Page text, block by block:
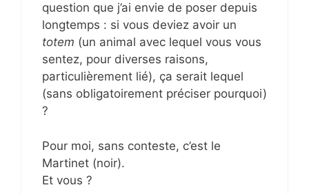
question que j’ai envie de poser depuis
longtemps : si vous deviez avoir un
totem (un animal avec lequel vous vous
sentez, pour diverses raisons,
particulièrement lié), ça serait lequel
(sans obligatoirement préciser pourquoi)
?
Pour moi, sans conteste, c’est le
Martinet (noir).
Et vous ?